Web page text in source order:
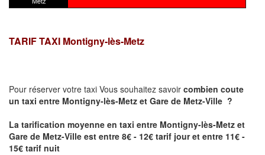
TARIF TAXI Montigny-lès-Metz
Pour réserver votre taxi Vous souhaitez savoir combien coute
un taxi entre Montigny-lès-Metz et Gare de Metz-Ville ?
La tarification moyenne en taxi entre Montigny-lès-Metz et
Gare de Metz-Ville est entre 8€ - 12€ tarif jour et entre 11€ -
15€ tarif nuit